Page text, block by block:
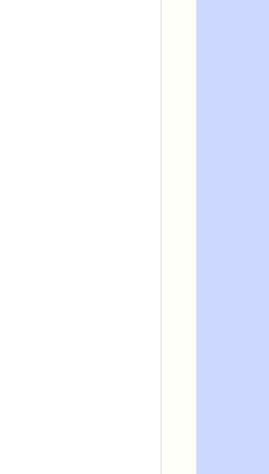
do tôi cung cấp
dẫn ...)